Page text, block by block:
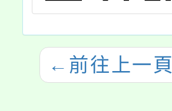
← 前往上一頁